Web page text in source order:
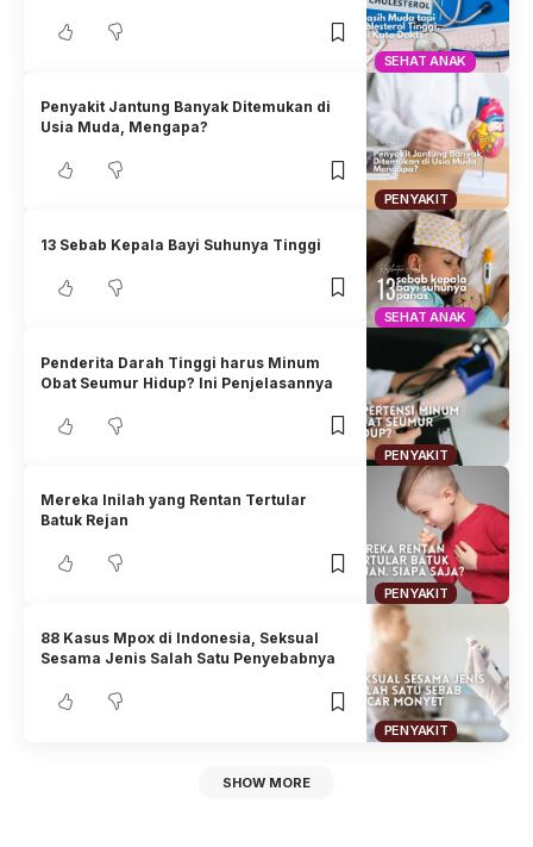
SEHAT ANAK
PENYAKIT
Penyakit Jantung Banyak Ditemukan di
Usia Muda, Mengapa?
SEHAT ANAK
13 Sebab Kepala Bayi Suhunya Tinggi
PENYAKIT
Penderita Darah Tinggi harus Minum
Obat Seumur Hidup? Ini Penjelasannya
PENYAKIT
Mereka Inilah yang Rentan Tertular
Batuk Rejan
PENYAKIT
88 Kasus Mpox di Indonesia, Seksual
Sesama Jenis Salah Satu Penyebabnya
SHOW MORE